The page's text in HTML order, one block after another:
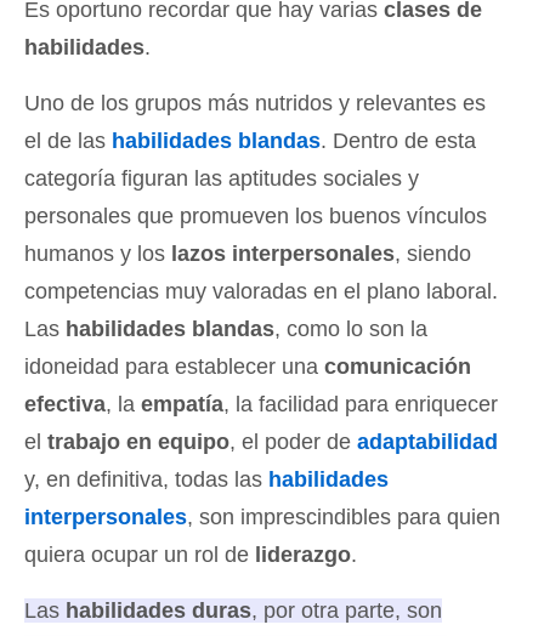
Es oportuno recordar que hay varias clases de
habilidades.
Uno de los grupos más nutridos y relevantes es
el de las habilidades blandas. Dentro de esta
categoría figuran las aptitudes sociales y
personales que promueven los buenos vínculos
humanos y los lazos interpersonales, siendo
competencias muy valoradas en el plano laboral.
Las habilidades blandas, como lo son la
idoneidad para establecer una comunicación
efectiva, la empatía, la facilidad para enriquecer
el trabajo en equipo, el poder de adaptabilidad
y, en definitiva, todas las habilidades
interpersonales, son imprescindibles para quien
quiera ocupar un rol de liderazgo.
Las habilidades duras, por otra parte, son